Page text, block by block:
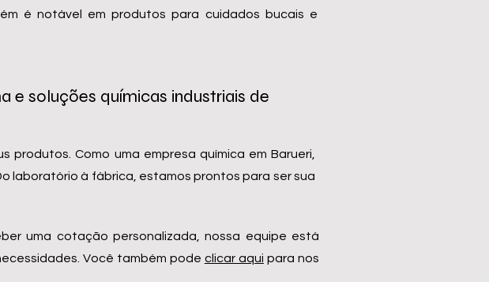
é notável em produtos para cuidados bucais e
e soluções químicas industriais de
Como uma empresa química em Barueri,
laboratório à fábrica, estamos prontos para ser sua
uma cotação personalizada, nossa equipe está
Você também pode clicar aqui para nos